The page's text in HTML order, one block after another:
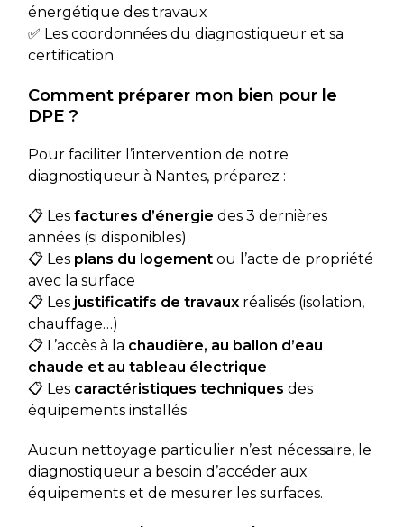
énergétique des travaux
✅ Les coordonnées du diagnostiqueur et sa
certification
Comment préparer mon bien pour le
DPE ?
Pour faciliter l’intervention de notre
diagnostiqueur à Nantes, préparez :
📋 Les factures d’énergie des 3 dernières
années (si disponibles)
📋 Les plans du logementou l’acte de propriété
avec la surface
📋 Les justificatifs de travauxréalisés (isolation,
chauffage…)
📋 L’accès à la chaudière, au ballon d’eau
chaude et au tableau électrique
📋 Les caractéristiques techniques des
équipements installés
Aucun nettoyage particulier n’est nécessaire, le
diagnostiqueur a besoin d’accéder aux
équipements et de mesurer les surfaces.